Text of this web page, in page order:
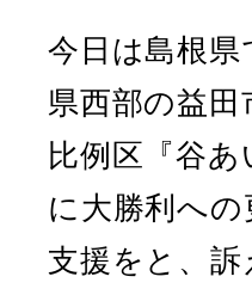
今日は島根県
県西部の益田
比例区『谷あ
に大勝利へ
支援をと、